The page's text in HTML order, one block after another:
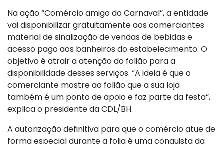
Na ação “Comércio amigo do Carnaval”, a entidade
vai disponibilizar gratuitamente aos comerciantes
material de sinalização de vendas de bebidas e
acesso pago aos banheiros do estabelecimento. O
objetivo é atrair a atenção do folião para a
disponibilidade desses serviços. “A ideia é que o
comerciante mostre ao folião que a sua loja
também é um ponto de apoio e faz parte da festa”,
explica o presidente da CDL/BH.
A autorização definitiva para que o comércio atue de
forma especial durante a folia é uma conquista da